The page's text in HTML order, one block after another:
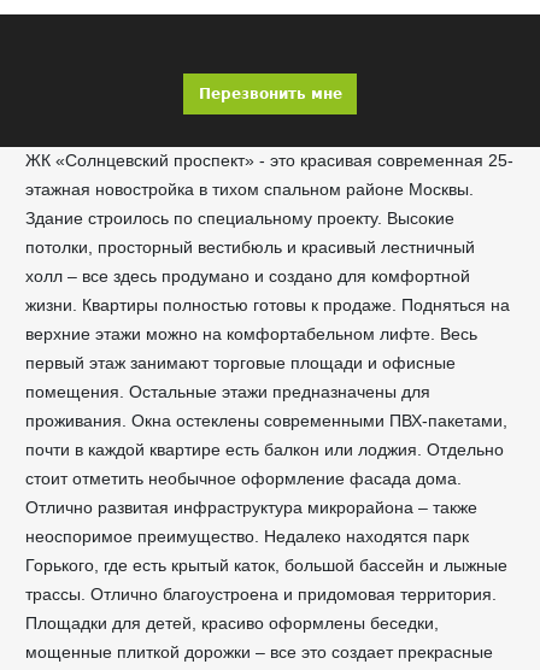
Перезвонить мне
ЖК «Солнцевский проспект» - это красивая современная 25-
этажная новостройка в тихом спальном районе Москвы.
Здание строилось по специальному проекту. Высокие
потолки, просторный вестибюль и красивый лестничный
холл – все здесь продумано и создано для комфортной
жизни. Квартиры полностью готовы к продаже. Подняться на
верхние этажи можно на комфортабельном лифте. Весь
первый этаж занимают торговые площади и офисные
помещения. Остальные этажи предназначены для
проживания. Окна остеклены современными ПВХ-пакетами,
почти в каждой квартире есть балкон или лоджия. Отдельно
стоит отметить необычное оформление фасада дома.
Отлично развитая инфраструктура микрорайона – также
неоспоримое преимущество. Недалеко находятся парк
Горького, где есть крытый каток, большой бассейн и лыжные
трассы. Отлично благоустроена и придомовая территория.
Площадки для детей, красиво оформлены беседки,
мощенные плиткой дорожки – все это создает прекрасные